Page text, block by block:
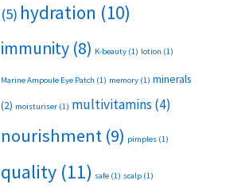
(5) hydration (10)
immunity (8) K-beauty (1) lotion (1)
Marine Ampoule Eye Patch (1) memory (1) minerals
(2) moisturiser (1) multivitamins(4)
nourishment (9) pimples (1)
quality (11) safe (1) scalp (1)